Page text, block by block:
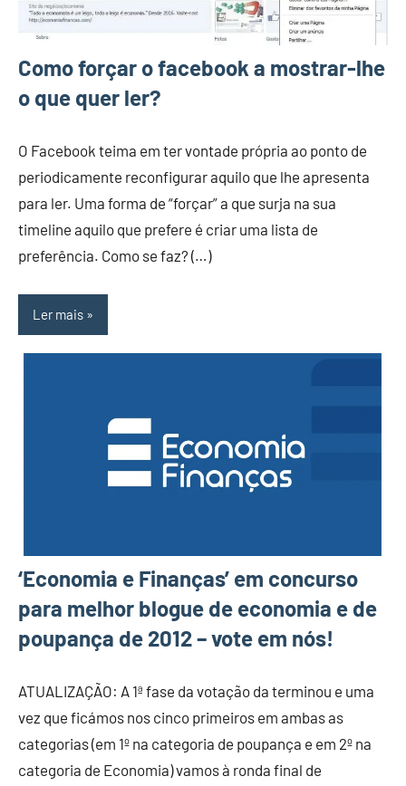
Como forçar o facebook a mostrar-lhe
o que quer ler?
O Facebook teima em ter vontade própria ao ponto de
periodicamente reconfigurar aquilo que lhe apresenta
para ler. Uma forma de “forçar” a que surja na sua
timeline aquilo que prefere é criar uma lista de
preferência. Como se faz? (…)
Ler mais
‘Economia e Finanças’ em concurso
para melhor blogue de economia e de
poupança de 2012 – vote em nós!
ATUALIZAÇÃO: A 1ª fase da votação da terminou e uma
vez que ficámos nos cinco primeiros em ambas as
categorias (em 1º na categoria de poupança e em 2º na
categoria de Economia) vamos à ronda final de